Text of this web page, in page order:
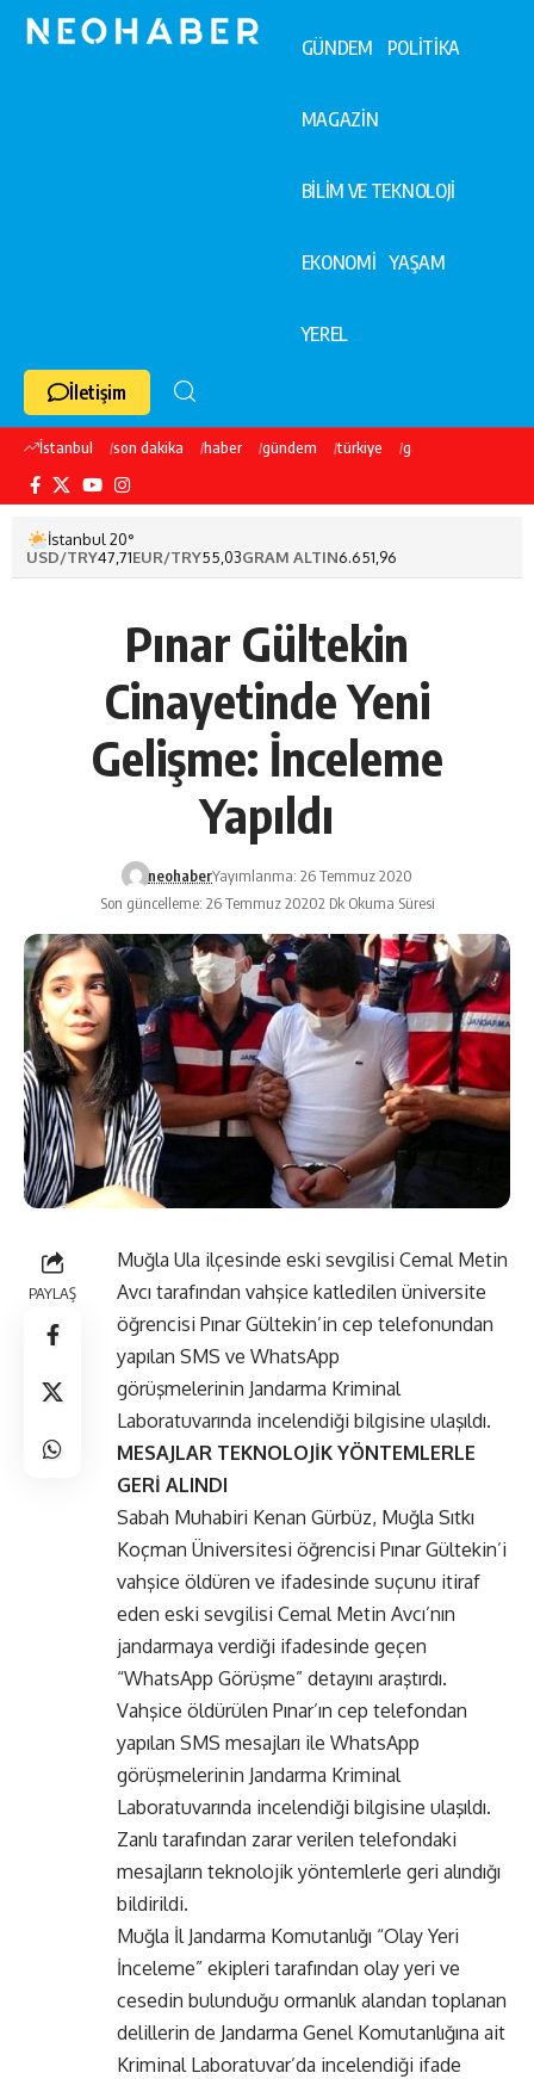
GÜNDEM POLİTİKA
MAGAZİN
BİLİM VE TEKNOLOJİ
EKONOMİ YAŞAM
YEREL
İletişim
İstanbul son dakika haber gündem türkiye galatasaray
İstanbul 20°
USD/TRY47,71EUR/TRY55,03GRAM ALTIN6.651,96
Pınar Gültekin
Cinayetinde Yeni
Gelişme: İnceleme
Yapıldı
neohaberYayımlanma: 26 Temmuz 2020
Son güncelleme: 26 Temmuz 20202 Dk Okuma Süresi
PAYLAŞ
Muğla Ula ilçesinde eski sevgilisi Cemal Metin
Avcı tarafından vahşice katledilen üniversite
öğrencisi Pınar Gültekin’in cep telefonundan
yapılan SMS ve WhatsApp
görüşmelerinin Jandarma Kriminal
Laboratuvarında incelendiği bilgisine ulaşıldı.
MESAJLAR TEKNOLOJİK YÖNTEMLERLE
GERİ ALINDI
Sabah Muhabiri Kenan Gürbüz, Muğla Sıtkı
Koçman Üniversitesi öğrencisi Pınar Gültekin’i
vahşice öldüren ve ifadesinde suçunu itiraf
eden eski sevgilisi Cemal Metin Avcı’nın
jandarmaya verdiği ifadesinde geçen
“WhatsApp Görüşme” detayını araştırdı.
Vahşice öldürülen Pınar’ın cep telefondan
yapılan SMS mesajları ile WhatsApp
görüşmelerinin Jandarma Kriminal
Laboratuvarında incelendiği bilgisine ulaşıldı.
Zanlı tarafından zarar verilen telefondaki
mesajların teknolojik yöntemlerle geri alındığı
bildirildi.
Muğla İl Jandarma Komutanlığı “Olay Yeri
İnceleme” ekipleri tarafından olay yeri ve
cesedin bulunduğu ormanlık alandan toplanan
delillerin de Jandarma Genel Komutanlığına ait
Kriminal Laboratuvar’da incelendiği ifade